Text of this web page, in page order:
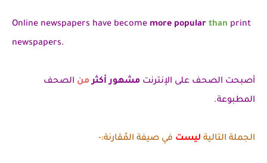
Online newspapers have become more popular than print
newspapers.
أصبحت الصحف على الإنترنت مشهور أكثرمن الصحف
المطبوعة.
الجملة التالية ليست في صيفة المُقارنة:-